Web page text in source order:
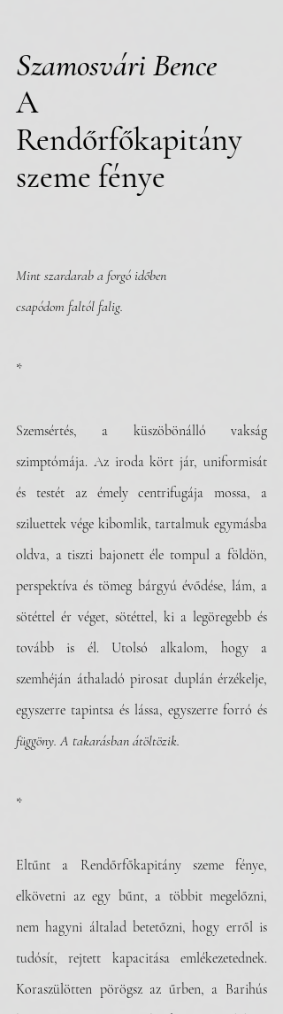
Szamosvári Bence
A
Rendőrfőkapitány
szeme fénye
Mint szardarab a forgó időben
csapódom faltól falig.
*
Szemsértés, a küszöbönálló vakság
szimptómája. Az iroda kört jár, uniformisát
és testét az émely centrifugája mossa, a
sziluettek vége kibomlik, tartalmuk egymásba
oldva, a tiszti bajonett éle tompul a földön,
perspektíva és tömeg bárgyú évődése, lám, a
sötéttel ér véget, sötéttel, ki a legöregebb és
tovább is él. Utolsó alkalom, hogy a
szemhéján áthaladó pirosat duplán érzékelje,
függöny. A takarásban átöltözik.
*
Eltűnt a Rendőrfőkapitány szeme fénye,
elkövetni az egy bűnt, a többit megelőzni,
nem hagyni általad betetőzni, hogy erről is
tudósít, rejtett kapacitása emlékezetednek.
Koraszülötten pörögsz az űrben, a Barihús